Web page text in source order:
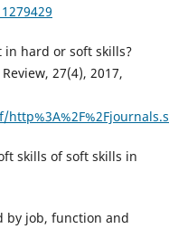
in hard or soft skills?
27(4), 2017,
skills of soft skills in
by job, function and